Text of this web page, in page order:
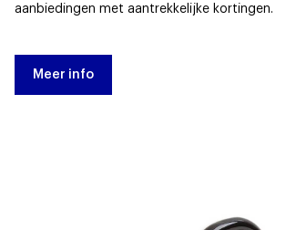
aanbiedingen met aantrekkelijke kortingen.
Meer info